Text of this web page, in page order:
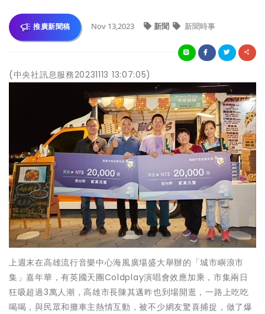
推廣新聞稿 Nov 13,2023 新聞 新聞時事
(中央社訊息服務20231113 13:07:05)
上週末在高雄流行音樂中心海風廣場盛大舉辦的「城市嶼浪市
集」嘉年華，有英國天團Coldplay演唱會效應加乘，市集兩日
狂吸超過3萬人潮，高雄市長陳其邁昨也到場開逛，一路上吃吃
喝喝，與民眾和攤車主熱情互動，被不少網友驚喜捕捉，做了爆